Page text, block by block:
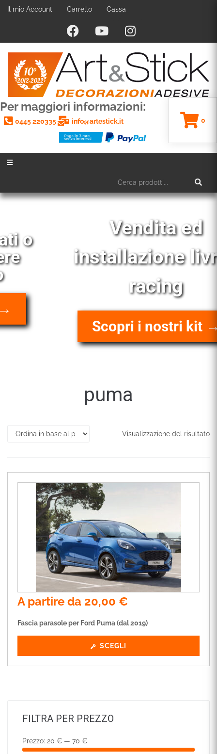
Il mio Account Carrello Cassa
Per maggiori informazioni:
0445 220335 info@artestick.it 0
Vendita ed
installazione livree
racing
Scopri i nostri kit →
puma
Visualizzazione del risultato
A partire da 20,00 €
Fascia parasole per Ford Puma (dal 2019)
SCEGLI
FILTRA PER PREZZO
Prezzo: 20 € — 70 €